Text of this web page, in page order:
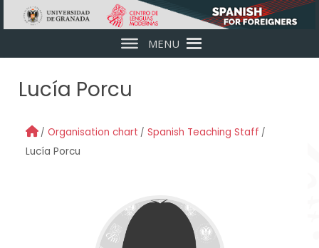
Skip to main content
MENU
Lucía Porcu
Organisation chart
Spanish Teaching Staff
Lucía Porcu